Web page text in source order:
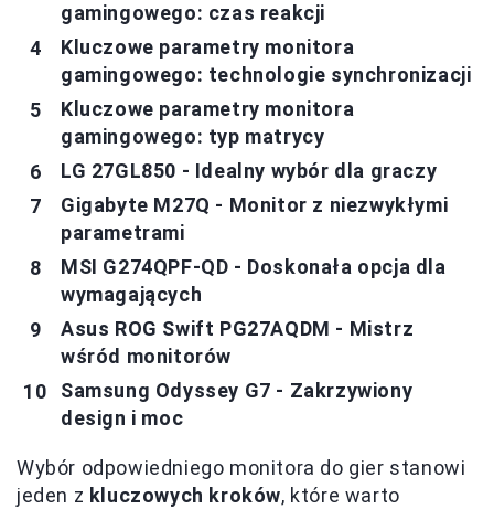
gamingowego: czas reakcji
Kluczowe parametry monitora
gamingowego: technologie synchronizacji
Kluczowe parametry monitora
gamingowego: typ matrycy
LG 27GL850 - Idealny wybór dla graczy
Gigabyte M27Q - Monitor z niezwykłymi
parametrami
MSI G274QPF-QD - Doskonała opcja dla
wymagających
Asus ROG Swift PG27AQDM - Mistrz
wśród monitorów
Samsung Odyssey G7 - Zakrzywiony
design i moc
Wybór odpowiedniego monitora do gier stanowi
jeden z kluczowych kroków, które warto